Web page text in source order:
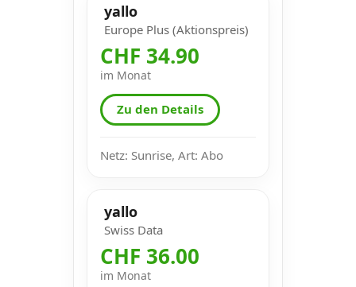
yallo
Europe Plus (Aktionspreis)
CHF 34.90
im Monat
Zu den Details
Netz: Sunrise, Art: Abo
yallo
Swiss Data
CHF 36.00
im Monat